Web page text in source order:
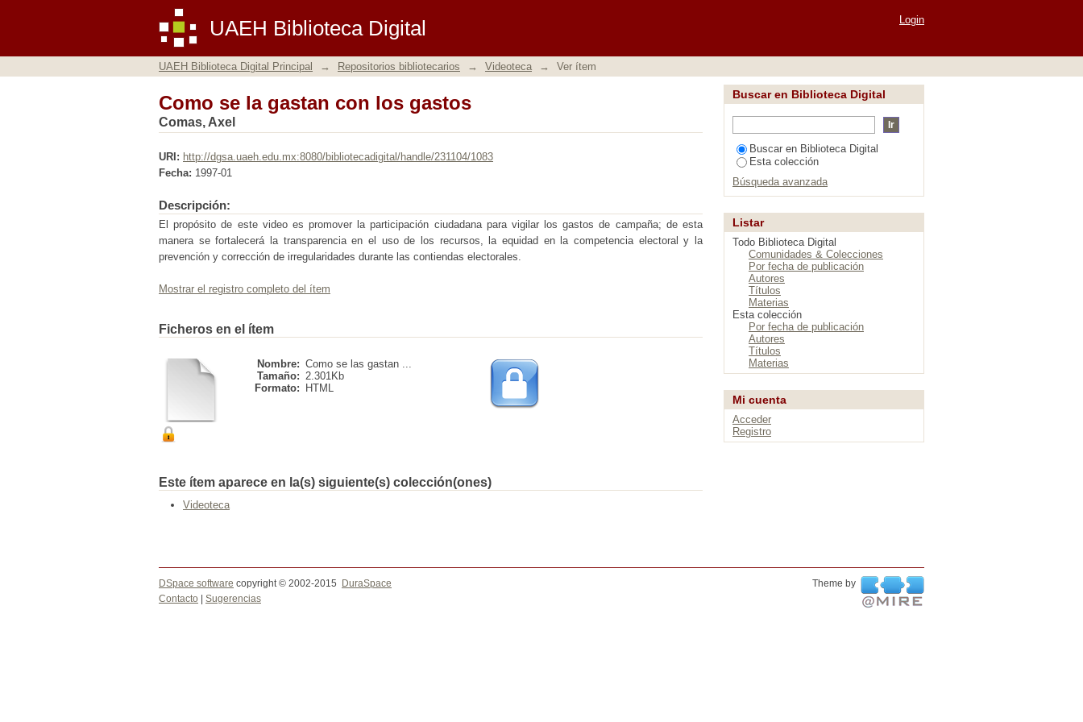
UAEH Biblioteca Digital
Como se la gastan con los gastos Login
UAEH Biblioteca Digital Principal → Repositorios bibliotecarios → Videoteca → Ver ítem
Como se la gastan con los gastos
Comas, Axel
URI: http://dgsa.uaeh.edu.mx:8080/bibliotecadigital/handle/231104/1083
Fecha: 1997-01
Descripción:
El propósito de este video es promover la participación ciudadana para vigilar los gastos de campaña; de esta
manera se fortalecerá la transparencia en el uso de los recursos, la equidad en la competencia electoral y la
prevención y corrección de irregularidades durante las contiendas electorales.
Mostrar el registro completo del ítem
Ficheros en el ítem
Nombre: Como se las gastan ...
Tamaño: 2.301Kb
Formato:
HTML
Este ítem aparece en la(s) siguiente(s) colección(ones)
Videoteca
Buscar en Biblioteca Digital
Buscar en Biblioteca Digital
Esta colección
Búsqueda avanzada
Listar
Todo Biblioteca Digital
Comunidades & Colecciones
Por fecha de publicación
Autores
Títulos
Materias
Esta colección
Por fecha de publicación
Autores
Títulos
Materias
Mi cuenta
Acceder
Registro
DSpace software copyright © 2002-2015 DuraSpace
Theme by
Contacto
Sugerencias